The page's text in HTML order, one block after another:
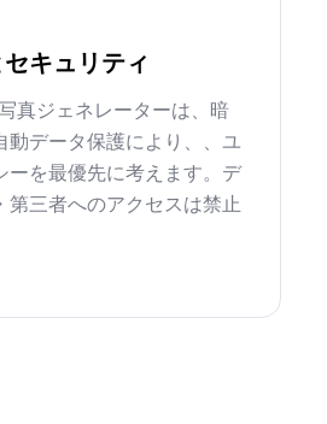
キュリティ
真ジェネレーターは、暗
動データ保護により、、ユ
ーを最優先に考えます。デ
第三者へのアクセスは禁止